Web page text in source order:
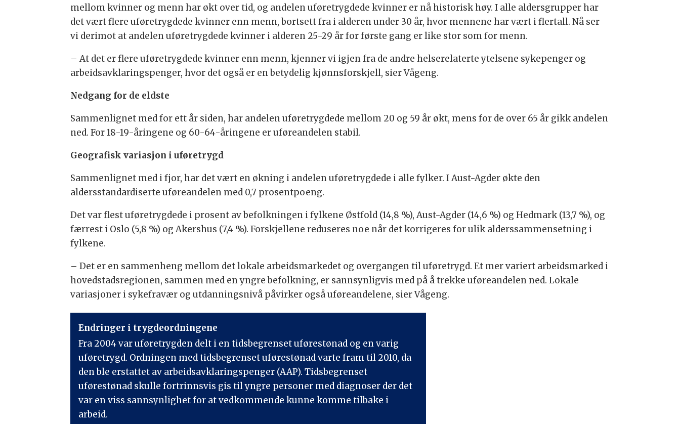
mellom kvinner og menn har økt over tid, og andelen uføretrygdede kvinner er nå historisk høy. I alle aldersgrupper har
det vært flere uføretrygdede kvinner enn menn, bortsett fra i alderen under 30 år, hvor mennene har vært i flertall. Nå ser
vi derimot at andelen uføretrygdede kvinner i alderen 25-29 år for første gang er like stor som for menn.
– At det er flere uføretrygdede kvinner enn menn, kjenner vi igjen fra de andre helserelaterte ytelsene sykepenger og
arbeidsavklaringspenger, hvor det også er en betydelig kjønnsforskjell, sier Vågeng.
Nedgang for de eldste
Sammenlignet med for ett år siden, har andelen uføretrygdede mellom 20 og 59 år økt, mens for de over 65 år gikk andelen
ned. For 18-19-åringene og 60-64-åringene er uføreandelen stabil.
Geografisk variasjon i uføretrygd
Sammenlignet med i fjor, har det vært en økning i andelen uføretrygdede i alle fylker. I Aust-Agder økte den
aldersstandardiserte uføreandelen med 0,7 prosentpoeng.
Det var flest uføretrygdede i prosent av befolkningen i fylkene Østfold (14,8 %), Aust-Agder (14,6 %) og Hedmark (13,7 %), og
færrest i Oslo (5,8 %) og Akershus (7,4 %). Forskjellene reduseres noe når det korrigeres for ulik alderssammensetning i
fylkene.
– Det er en sammenheng mellom det lokale arbeidsmarkedet og overgangen til uføretrygd. Et mer variert arbeidsmarked i
hovedstadsregionen, sammen med en yngre befolkning, er sannsynligvis med på å trekke uføreandelen ned. Lokale
variasjoner i sykefravær og utdanningsnivå påvirker også uføreandelene, sier Vågeng.
Endringer i trygdeordningene
Fra 2004 var uføretrygden delt i en tidsbegrenset uførestønad og en varig
uføretrygd. Ordningen med tidsbegrenset uførestønad varte fram til 2010, da
den ble erstattet av arbeidsavklaringspenger (AAP). Tidsbegrenset
uførestønad skulle fortrinnsvis gis til yngre personer med diagnoser der det
var en viss sannsynlighet for at vedkommende kunne komme tilbake i
arbeid.